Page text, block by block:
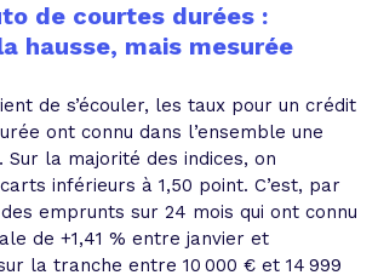
de courtes durées :
hausse, mais mesurée
de s’écouler, les taux pour un crédit
ont connu dans l’ensemble une
Sur la majorité des indices, on
inférieurs à 1,50 point. C’est, par
emprunts sur 24 mois qui ont connu
de +1,41 % entre janvier et
la tranche entre 10 000 € et 14 999